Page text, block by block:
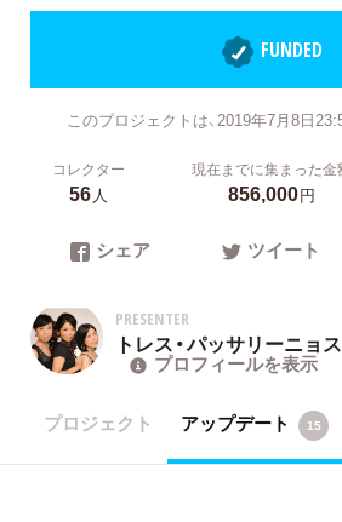
FUNDED
このプロジェクトは、2019年7月8日
コレクター
56人
現在までに集まった金
856,000円
シェア ツイート
PRESENTER
トレス・パッサリーニョス
プロフィールを表示
プロジェクト アップデート 15